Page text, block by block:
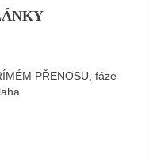
PŘENOSU, fáze